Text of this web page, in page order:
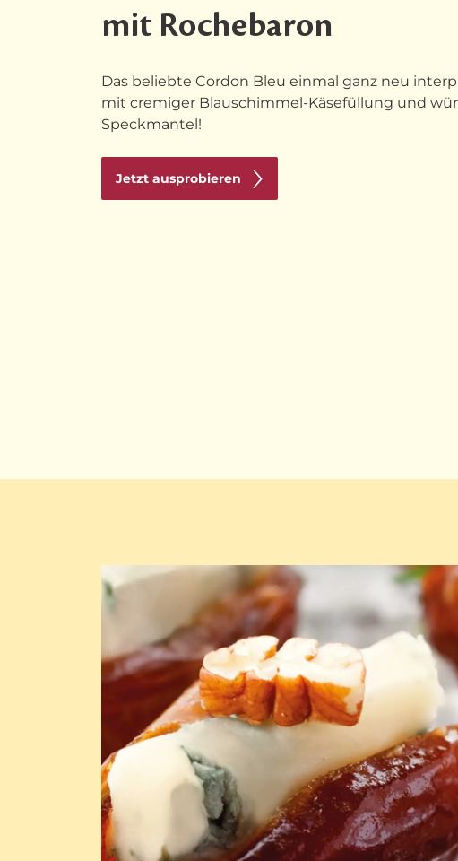
mit Rochebaron
Das beliebte Cordon Bleu einmal ganz neu
mit cremiger Blauschimmel-Käsefüllung und
Speckmantel!
Jetzt ausprobieren